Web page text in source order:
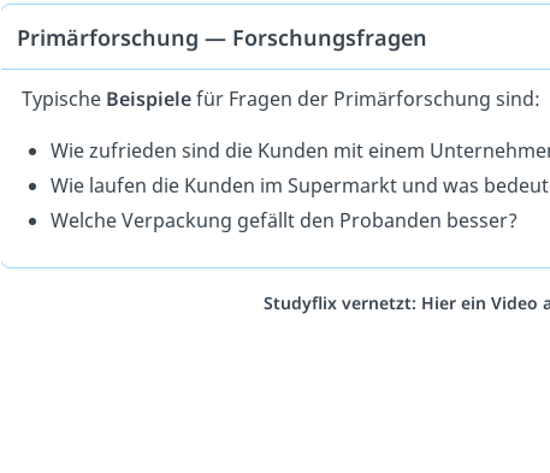
Primärforschung — Forschungsfragen
Typische Beispielefür Fragen der Primärforschung sind:
Wie zufrieden sind die Kunden mit einem
Wie laufen die Kunden im Supermarkt und was
Welche Verpackung gefällt den Probanden besser?
Studyflix vernetzt: Hier ein Video